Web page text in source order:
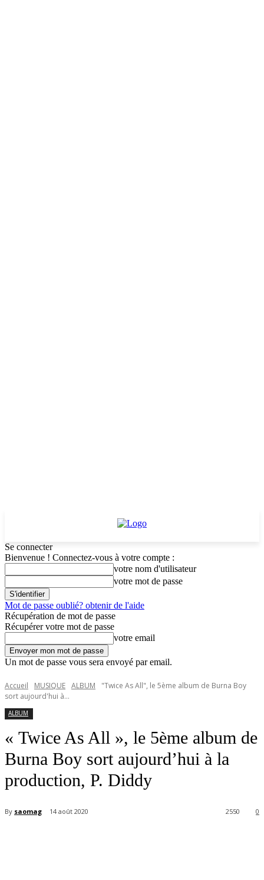
Se connecter
Bienvenue ! Connectez-vous à votre compte :
votre nom d'utilisateur
votre mot de passe
Mot de passe oublié? obtenir de l'aide
Récupération de mot de passe
Récupérer votre mot de passe
votre email
Un mot de passe vous sera envoyé par email.
Accueil MUSIQUE ALBUM
"Twice As All", le 5ème album de Burna Boy
sort aujourd'hui à...
ALBUM
« Twice As All », le 5ème album de
Burna Boy sort aujourd’hui à la
production, P. Diddy
By saomag 14 août 2020 0
2550